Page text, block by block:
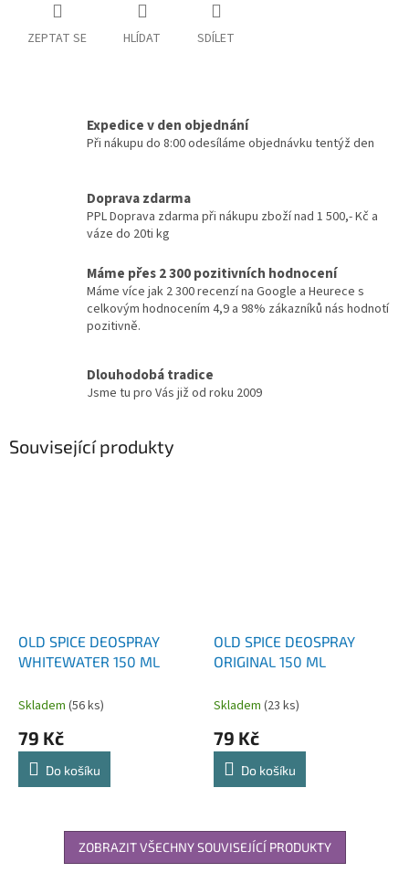
ZEPTAT SE HLÍDAT SDÍLET
Expedice v den objednání
Při nákupu do 8:00 odesíláme objednávku tentýž den
Doprava zdarma
PPL Doprava zdarma při nákupu zboží nad 1 500,- Kč a
váze do 20ti kg
Máme přes 2 300 pozitivních hodnocení
Máme více jak 2 300 recenzí na Google a Heurece s
celkovým hodnocením 4,9 a 98% zákazníků nás hodnotí
pozitivně.
Dlouhodobá tradice
Jsme tu pro Vás již od roku 2009
Související produkty
OLD SPICE DEOSPRAY
WHITEWATER 150 ML
Skladem (56 ks)
79 Kč
Do košíku
OLD SPICE DEOSPRAY
ORIGINAL 150 ML
Skladem (23 ks)
79 Kč
Do košíku
ZOBRAZIT VŠECHNY SOUVISEJÍCÍ PRODUKTY